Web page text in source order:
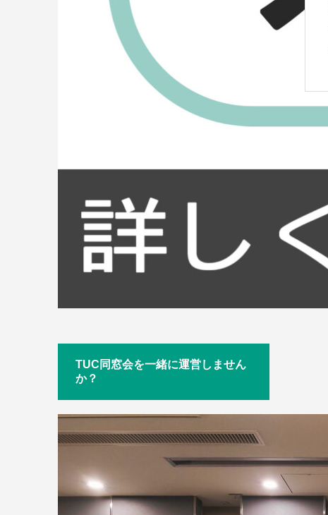
TUC同窓会を一緒に運営しません
か？